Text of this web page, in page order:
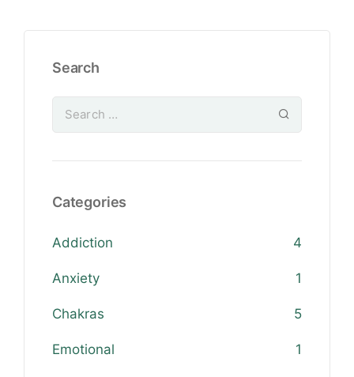
Search
Categories
Addiction 4
Anxiety 1
Chakras 5
Emotional 1